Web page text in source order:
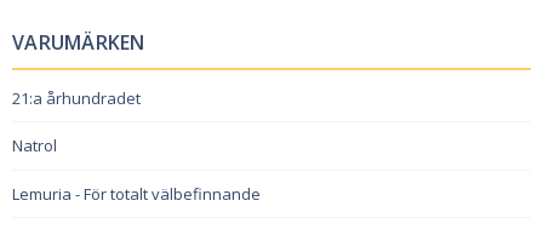
VARUMÄRKEN
21:a århundradet
Natrol
Lemuria - För totalt välbefinnande